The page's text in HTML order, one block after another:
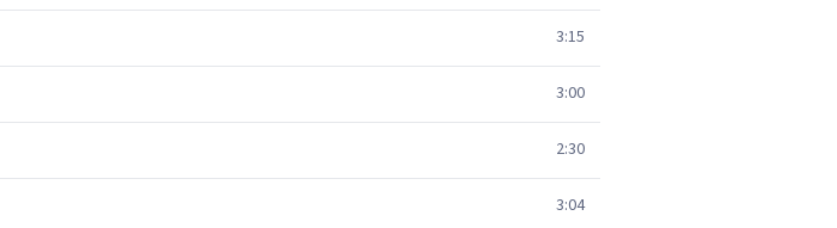
3:15
3:00
2:30
3:04